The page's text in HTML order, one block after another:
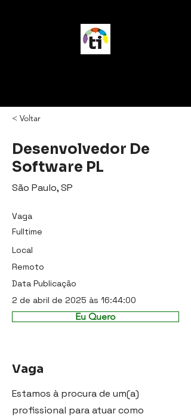
< Voltar
Desenvolvedor De
Software PL
São Paulo, SP
Vaga
Fulltime
Local
Remoto
Data Publicação
2 de abril de 2025 às 16:44:00
Eu Quero
Vaga
Estamos à procura de um(a)
profissional para atuar como